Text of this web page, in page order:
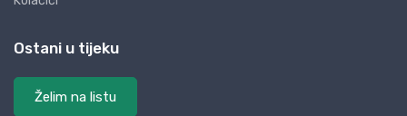
Ostani u tijeku
Želim na listu